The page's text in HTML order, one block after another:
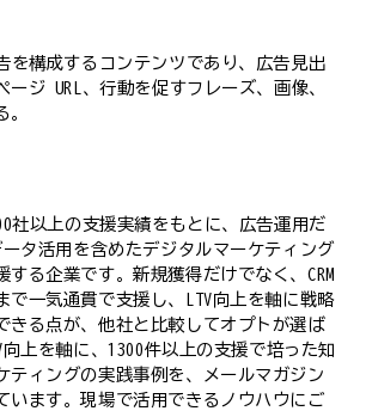
構成するコンテンツであり、広告見出
ージ URL、行動を促すフレーズ、画像、
。
社以上の支援実績をもとに、広告運用だ
ータ活用を含めたデジタルマーケティング
する企業です。新規獲得だけでなく、CRM
で一気通貫で支援し、LTV向上を軸に戦略
きる点が、他社と比較してオプトが選ば
上を軸に、1300件以上の支援で培った知
ティングの実践事例を、メールマガジン
います。現場で活用できるノウハウにご